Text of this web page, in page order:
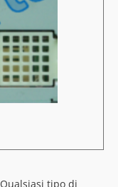
Qualsiasi tipo di